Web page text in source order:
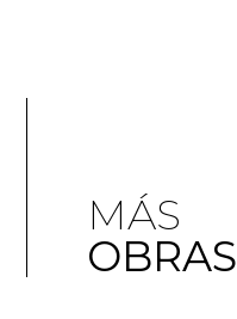
MÁS
OBRAS